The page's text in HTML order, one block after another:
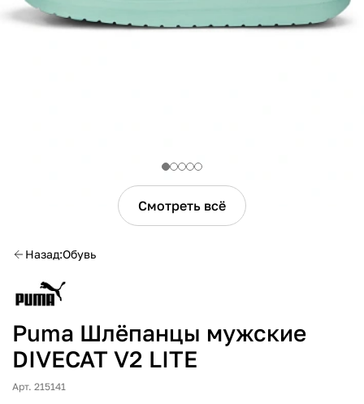
Смотреть всё
Назад Обувь
Puma Шлёпанцы мужские
DIVECAT V2 LITE
Арт. 215141